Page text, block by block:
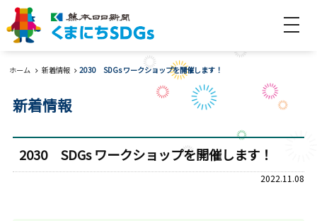
ホーム 新着情報 2030 SDGs ワークショップを開催します！
新着情報
2030 SDGs ワークショップを開催します！
2022.11.08
検索
新着情報
SDGsとは
SDGsって何？
SDGsを学ぼう！